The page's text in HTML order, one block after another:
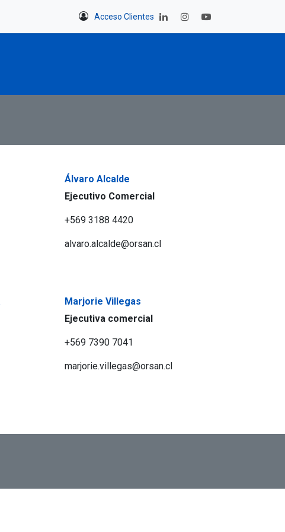
Acceso Clientes
Álvaro Alcalde
Ejecutivo Comercial
+569 3188 4420
alvaro.alcalde@orsan.cl
Marjorie Villegas
Ejecutiva comercial
+569 7390 7041
marjorie.villegas@orsan.cl